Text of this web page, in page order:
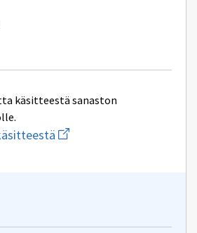
käsitteestä sanaston
Aloita
uuden